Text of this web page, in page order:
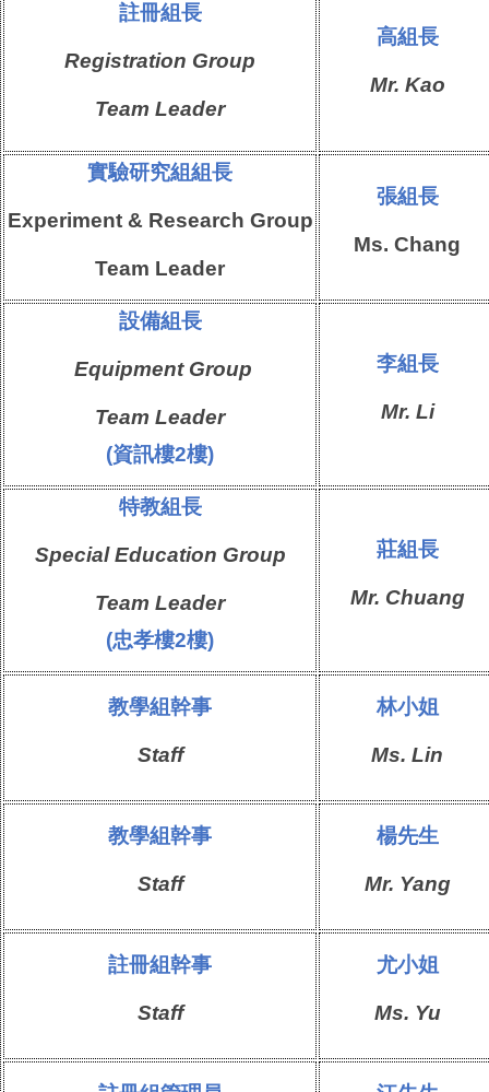
註冊組長
Registration Group
Team Leader
高組長
Mr. Kao
實驗研究組組長
Experiment & Research Group
Team Leader
張組長
Ms. Chang
設備組長
Equipment Group
Team Leader
(資訊樓2樓)
李組長
Mr. Li
特教組長
Special Education Group
Team Leader
(忠孝樓2樓)
莊組長
Mr. Chuang
教學組幹事
Staff
林小姐
Ms. Lin
教學組幹事
Staff
楊先生
Mr. Yang
註冊組幹事
Staff
尤小姐
Ms. Yu